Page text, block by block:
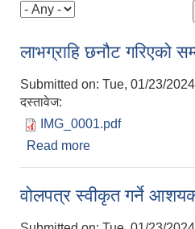
लाभग्राहि छनौट गरिएको
Submitted on: Tue, 01/23/
दस्तावेज:
IMG_0001.pdf
Read more
वोलपत्र स्वीकृत गर्ने